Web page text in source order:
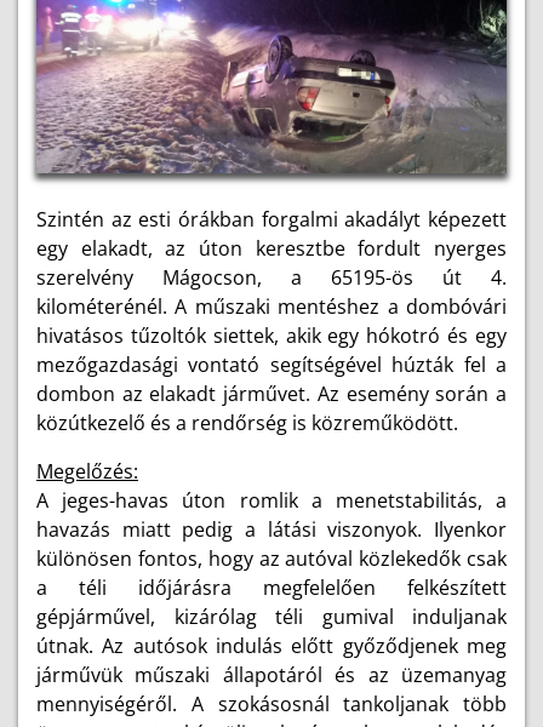
Szintén az esti órákban forgalmi akadályt képezett
egy elakadt, az úton keresztbe fordult nyerges
szerelvény Mágocson, a 65195-ös út 4.
kilométerénél. A műszaki mentéshez a dombóvári
hivatásos tűzoltók siettek, akik egy hókotró és egy
mezőgazdasági vontató segítségével húzták fel a
dombon az elakadt járművet. Az esemény során a
közútkezelő és a rendőrség is közreműködött.
Megelőzés:
A jeges-havas úton romlik a menetstabilitás, a
havazás miatt pedig a látási viszonyok. Ilyenkor
különösen fontos, hogy az autóval közlekedők csak
a téli időjárásra megfelelően felkészített
gépjárművel, kizárólag téli gumival induljanak
útnak. Az autósok indulás előtt győződjenek meg
járművük műszaki állapotáról és az üzemanyag
mennyiségéről. A szokásosnál tankoljanak több